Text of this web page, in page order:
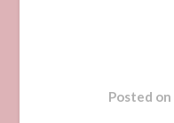
Posted on